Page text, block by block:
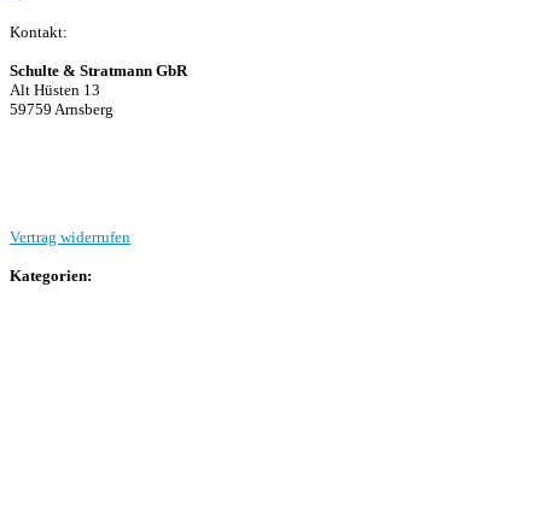
Kontakt:
Schulte & Stratmann GbR
Alt Hüsten 13
59759 Arnsberg
Vertrag widerrufen
Kategorien: